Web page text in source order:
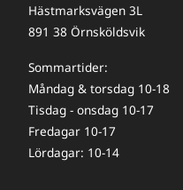
Hästmarksvägen 3L
891 38 Örnsköldsvik
Sommartider:
Måndag & torsdag 10-18
Tisdag - onsdag 10-17
Fredagar 10-17
Lördagar: 10-14